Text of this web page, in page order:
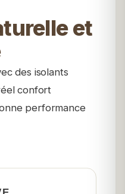
et
des isolants
confort
performance